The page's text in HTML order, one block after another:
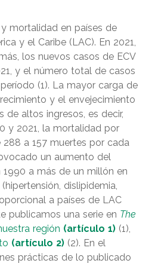
mortalidad en países de
y el Caribe (LAC). En 2021,
los nuevos casos de ECV
y el número total de casos
(1). La mayor carga de
y el envejecimiento
altos ingresos, es decir,
y 2021, la mortalidad por
a 157 muertes por cada
un aumento del
a más de un millón en
dislipidemia,
a países de LAC
publicamos una serie en The
región (artículo 1) (1),
(artículo 2) (2). En el
prácticas de lo publicado